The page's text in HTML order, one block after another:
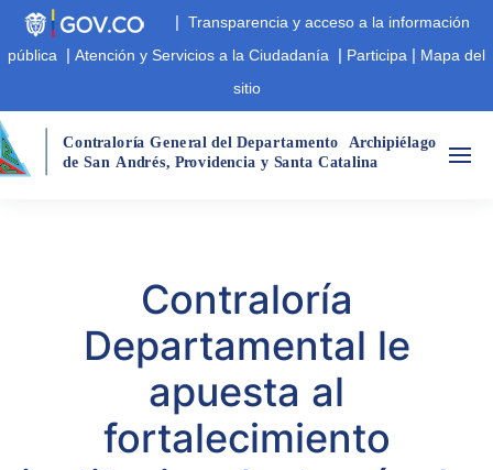
| Transparencia y acceso a la información
pública | Atención y Servicios a la Ciudadanía | Participa | Mapa del
sitio
Contraloría General del Departamento Archipiélago
de San Andrés, Providencia y Santa Catalina
Contraloría
Departamental le
apuesta al
fortalecimiento